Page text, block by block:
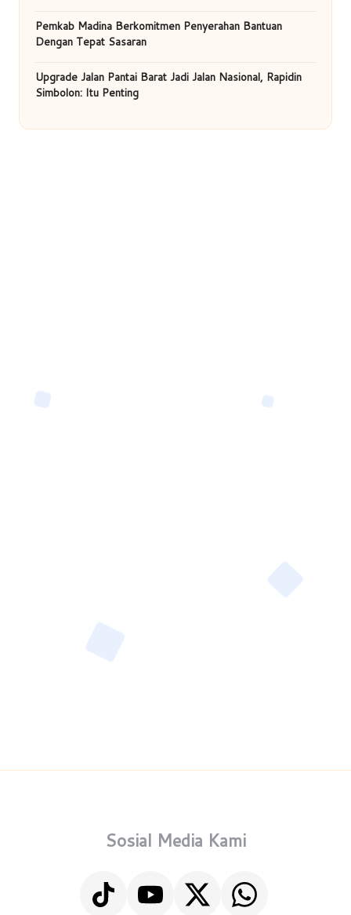
Pemkab Madina Berkomitmen Penyerahan Bantuan
Dengan Tepat Sasaran
Upgrade Jalan Pantai Barat Jadi Jalan Nasional, Rapidin
Simbolon: Itu Penting
TikTok X WhatsApp